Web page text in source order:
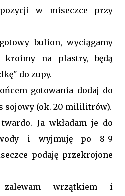
w miseczce przy
bulion, wyciągamy
na plastry, będą
do zupy.
gotowania dodaj do
sojowy (ok. 20 mililitrów).
Ja wkładam je do
i wyjmuję po 8-9
podaję przekrojone
wrzątkiem i